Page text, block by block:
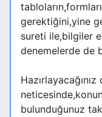
gerektiğini,yine
sureti ile,bilgiler
denemelerde de
bulunduğunuz